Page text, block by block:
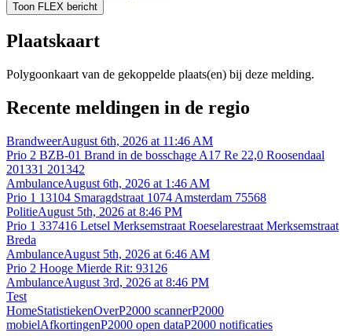
Toon FLEX bericht
Plaatskaart
Polygoonkaart van de gekoppelde plaats(en) bij deze melding.
Recente meldingen in de regio
BrandweerAugust 6th, 2026 at 11:46 AM
Prio 2 BZB-01 Brand in de bosschage A17 Re 22,0 Roosendaal
201331 201342
AmbulanceAugust 6th, 2026 at 1:46 AM
Prio 1 13104 Smaragdstraat 1074 Amsterdam 75568
PolitieAugust 5th, 2026 at 8:46 PM
Prio 1 337416 Letsel Merksemstraat Roeselarestraat Merksemstraat
Breda
AmbulanceAugust 5th, 2026 at 6:46 AM
Prio 2 Hooge Mierde Rit: 93126
AmbulanceAugust 3rd, 2026 at 8:46 PM
Test
HomeStatistiekenOverP2000 scannerP2000
mobielAfkortingenP2000 open dataP2000 notificaties